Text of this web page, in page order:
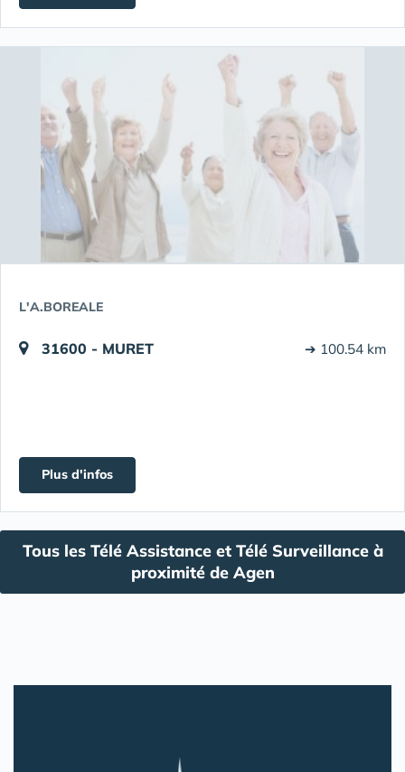
L'A.BOREALE
31600 - MURET ➔ 100.54 km
Plus d'infos
Tous les Télé Assistance et Télé Surveillance à
proximité de Agen